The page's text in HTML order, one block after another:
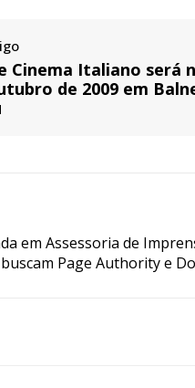
Cinema Italiano será
de 2009 em
em Assessoria de
Page Authority e